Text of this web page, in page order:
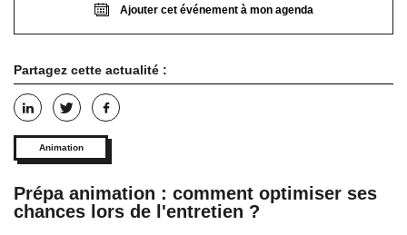
Ajouter cet événement à mon agenda
Partagez cette actualité :
Animation
Prépa animation : comment optimiser ses
chances lors de l'entretien ?